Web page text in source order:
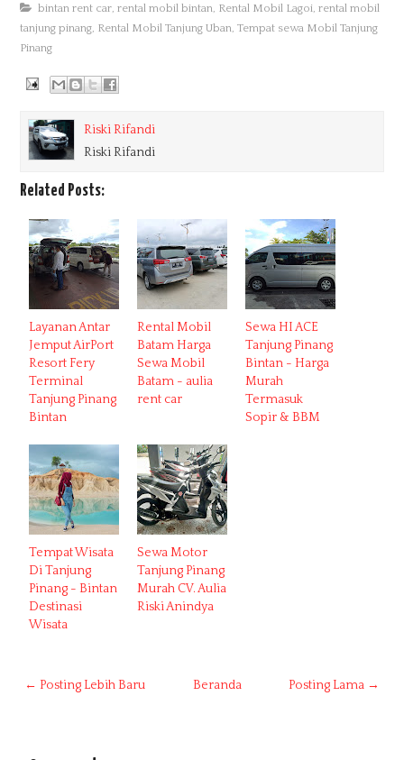
bintan rent car ,rental mobil bintan Rental Mobil Lagoi ,rental mobil
tanjung pinang Rental Mobil Tanjung Uban ,Tempat sewa Mobil Tanjung
Pinang
Riski Rifandi
Riski Rifandi
Related Posts:
Layanan Antar
Jemput AirPort
Resort Fery
Terminal
Tanjung Pinang
Bintan
Rental Mobil
Batam Harga
Sewa Mobil
Batam - aulia
rent car
Sewa HI ACE
Tanjung Pinang
Bintan - Harga
Murah
Termasuk
Sopir & BBM
Tempat Wisata
Di Tanjung
Pinang - Bintan
Destinasi
Wisata
Sewa Motor
Tanjung Pinang
Murah CV. Aulia
Riski Anindya
← Posting Lebih Baru Posting Lama →
Beranda